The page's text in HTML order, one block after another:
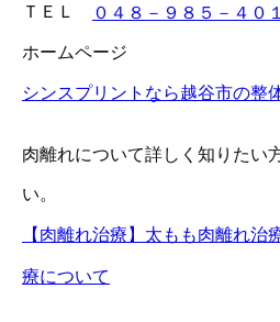
ＴＥＬ ０４８－９８５－４０
ホームページ
シンスプリントなら越谷市の整
肉離れについて詳しく知りたい
い。
【肉離れ治療】太もも肉離れ治
療について